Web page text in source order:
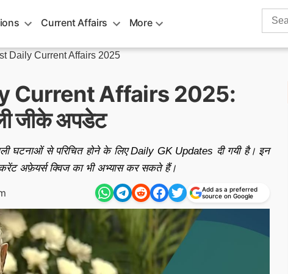
Current Affairs More
Search
Daily Current Affairs 2025
Current Affairs 2025:
जीके अपडेट
घटनाओं से परिचित होने के लिए Daily GK Updates दी गयी है। इन
अफ़ेयर्स क्विज का भी अभ्यास कर सकते हैं।
Add as a preferred
source on Google